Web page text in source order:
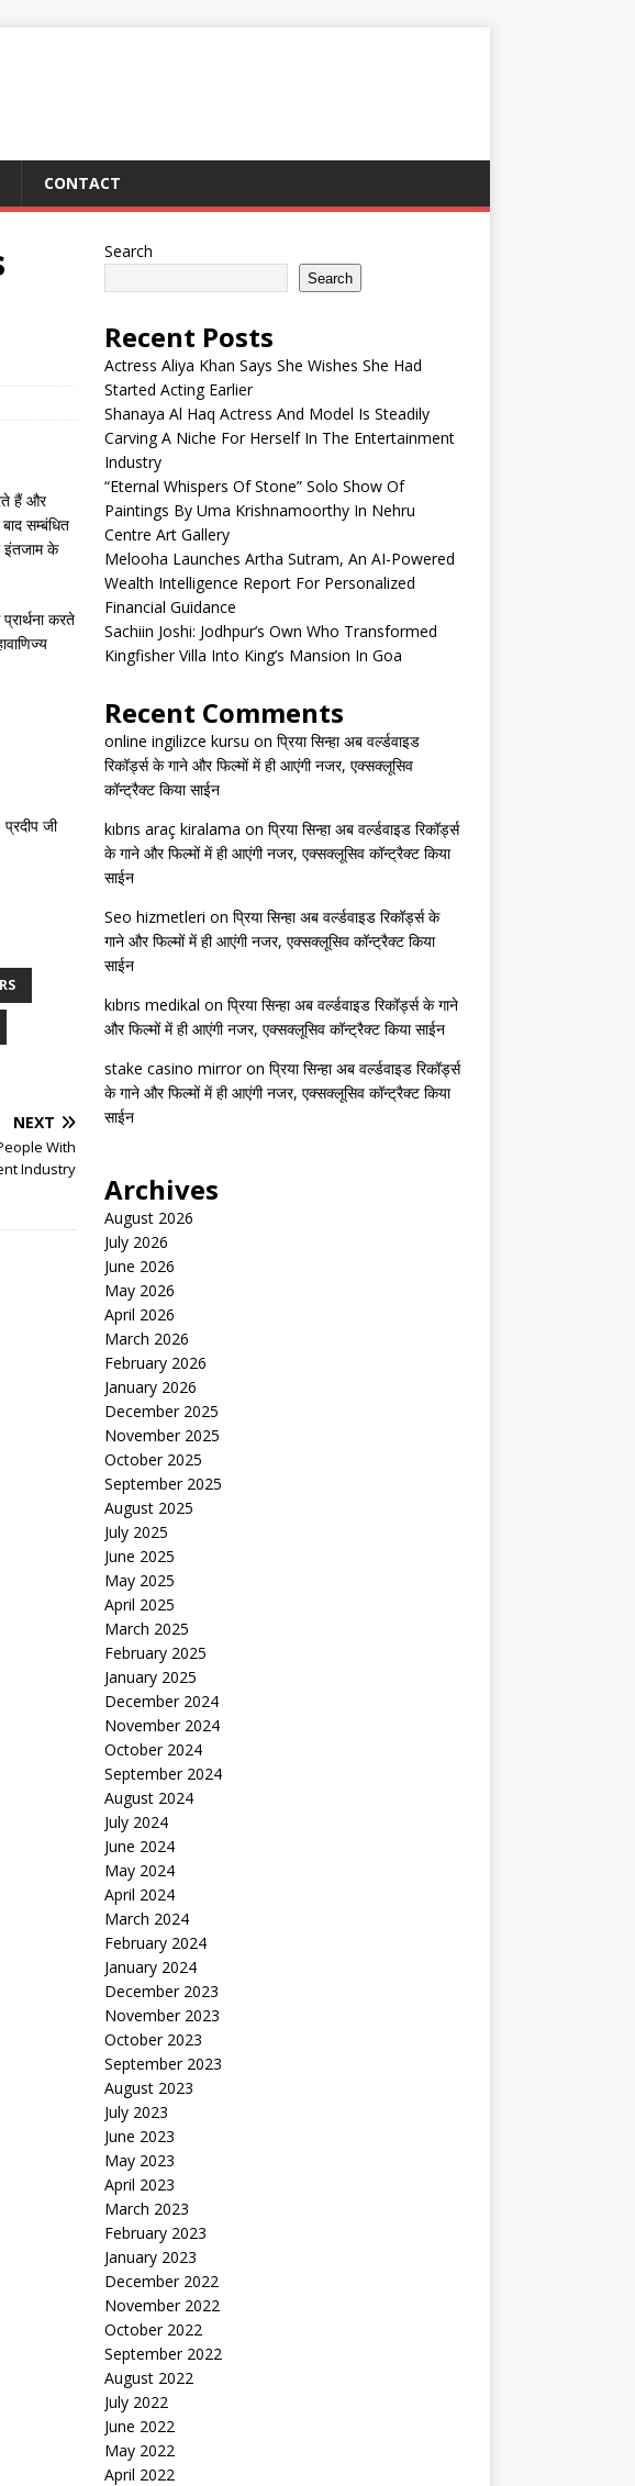
CONTACT
हैं और
सम्बंधित
इंतजाम के
करते
जी
NEXT
With
Industry
Search
Search
Recent Posts
Actress Aliya Khan Says She Wishes She Had
Started Acting Earlier
Shanaya Al Haq Actress And Model Is Steadily
Carving A Niche For Herself In The Entertainment
Industry
“Eternal Whispers Of Stone” Solo Show Of
Paintings By Uma Krishnamoorthy In Nehru
Centre Art Gallery
Melooha Launches Artha Sutram, An AI-Powered
Wealth Intelligence Report For Personalized
Financial Guidance
Sachiin Joshi: Jodhpur’s Own Who Transformed
Kingfisher Villa Into King’s Mansion In Goa
Recent Comments
online ingilizce kursu on प्रिया सिन्हा अब वर्ल्डवाइड
रिकॉर्ड्स के गाने और फिल्मों में ही आएंगी नजर, एक्सक्लूसिव
कॉन्ट्रैक्ट किया साईन
kıbrıs araç kiralama on प्रिया सिन्हा अब वर्ल्डवाइड रिकॉर्ड्स
के गाने और फिल्मों में ही आएंगी नजर, एक्सक्लूसिव कॉन्ट्रैक्ट किया
साईन
Seo hizmetleri on प्रिया सिन्हा अब वर्ल्डवाइड रिकॉर्ड्स के
गाने और फिल्मों में ही आएंगी नजर, एक्सक्लूसिव कॉन्ट्रैक्ट किया
साईन
kıbrıs medikal on प्रिया सिन्हा अब वर्ल्डवाइड रिकॉर्ड्स के गाने
और फिल्मों में ही आएंगी नजर, एक्सक्लूसिव कॉन्ट्रैक्ट किया साईन
stake casino mirroron प्रिया सिन्हा अब वर्ल्डवाइड रिकॉर्ड्स
के गाने और फिल्मों में ही आएंगी नजर, एक्सक्लूसिव कॉन्ट्रैक्ट किया
साईन
Archives
August 2026
July 2026
June 2026
May 2026
April 2026
March 2026
February 2026
January 2026
December 2025
November 2025
October 2025
September 2025
August 2025
July 2025
June 2025
May 2025
April 2025
March 2025
February 2025
January 2025
December 2024
November 2024
October 2024
September 2024
August 2024
July 2024
June 2024
May 2024
April 2024
March 2024
February 2024
January 2024
December 2023
November 2023
October 2023
September 2023
August 2023
July 2023
June 2023
May 2023
April 2023
March 2023
February 2023
January 2023
December 2022
November 2022
October 2022
September 2022
August 2022
July 2022
June 2022
May 2022
April 2022